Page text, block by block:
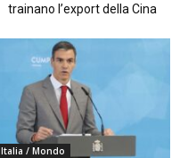
trainano l’export della Cina
Italia / Mondo